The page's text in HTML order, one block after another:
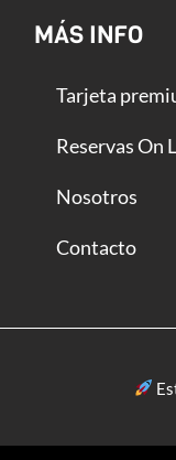
MÁS INFO
Tarjeta
Reservas On
Nosotros
Contacto